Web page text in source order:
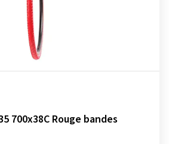
700x38C Rouge bandes